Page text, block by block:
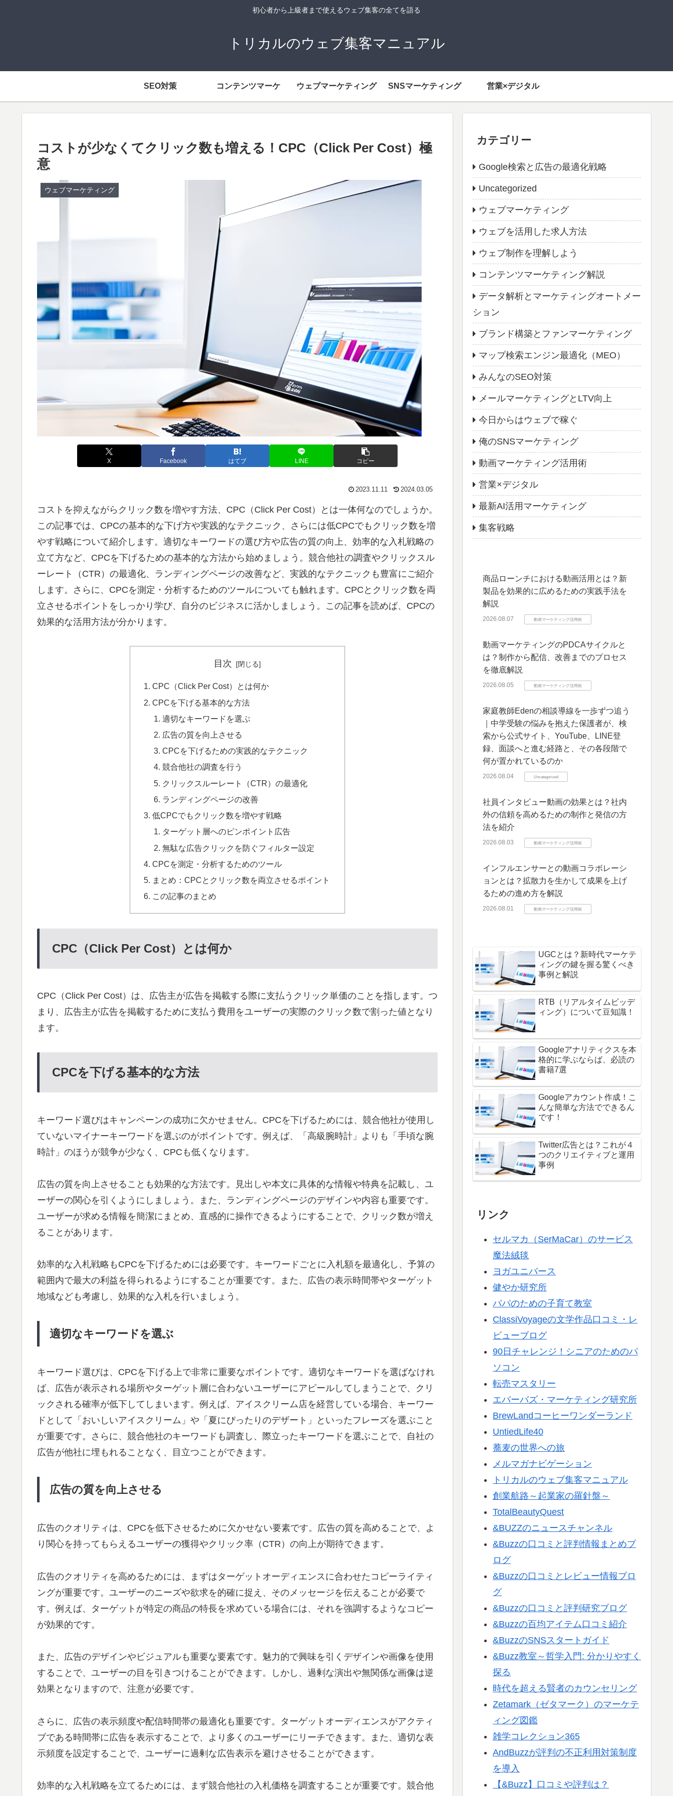
初心者から上級者まで使えるウェブ集客の全てを語る
トリカルのウェブ集客マニュアル
SEO対策 コンテンツマーケ ウェブマーケティング SNSマーケティング 営業×デジタル
コストが少なくてクリック数も増える！CPC（Click Per Cost）極
意
ウェブマーケティング
X Facebook はてブ LINE コピー
2023.11.11 2024.03.05
コストを抑えながらクリック数を増やす方法、CPC（Click Per Cost）とは一体何なのでしょうか。
この記事では、CPCの基本的な下げ方や実践的なテクニック、さらには低CPCでもクリック数を増
やす戦略について紹介します。適切なキーワードの選び方や広告の質の向上、効率的な入札戦略の
立て方など、CPCを下げるための基本的な方法から始めましょう。競合他社の調査やクリックスル
ーレート（CTR）の最適化、ランディングページの改善など、実践的なテクニックも豊富にご紹介
します。さらに、CPCを測定・分析するためのツールについても触れます。CPCとクリック数を両
立させるポイントをしっかり学び、自分のビジネスに活かしましょう。この記事を読めば、CPCの
効果的な活用方法が分かります。
目次
CPC（Click Per Cost）とは何か
CPCを下げる基本的な方法
適切なキーワードを選ぶ
広告の質を向上させる
CPCを下げるための実践的なテクニック
競合他社の調査を行う
クリックスルーレート（CTR）の最適化
ランディングページの改善
低CPCでもクリック数を増やす戦略
ターゲット層へのピンポイント広告
無駄な広告クリックを防ぐフィルター設定
CPCを測定・分析するためのツール
まとめ：CPCとクリック数を両立させるポイント
この記事のまとめ
CPC（Click Per Cost）とは何か
CPC（Click Per Cost）は、広告主が広告を掲載する際に支払うクリック単価のことを指します。つ
まり、広告主が広告を掲載するために支払う費用をユーザーの実際のクリック数で割った値となり
ます。
CPCを下げる基本的な方法
キーワード選びはキャンペーンの成功に欠かせません。CPCを下げるためには、競合他社が使用し
ていないマイナーキーワードを選ぶのがポイントです。例えば、「高級腕時計」よりも「手頃な腕
時計」のほうが競争が少なく、CPCも低くなります。
広告の質を向上させることも効果的な方法です。見出しや本文に具体的な情報や特典を記載し、ユ
ーザーの関心を引くようにしましょう。また、ランディングページのデザインや内容も重要です。
ユーザーが求める情報を簡潔にまとめ、直感的に操作できるようにすることで、クリック数が増え
ることがあります。
効率的な入札戦略もCPCを下げるためには必要です。キーワードごとに入札額を最適化し、予算の
範囲内で最大の利益を得られるようにすることが重要です。また、広告の表示時間帯やターゲット
地域なども考慮し、効果的な入札を行いましょう。
適切なキーワードを選ぶ
キーワード選びは、CPCを下げる上で非常に重要なポイントです。適切なキーワードを選ばなけれ
ば、広告が表示される場所やターゲット層に合わないユーザーにアピールしてしまうことで、クリ
ックされる確率が低下してしまいます。例えば、アイスクリーム店を経営している場合、キーワー
ドとして「おいしいアイスクリーム」や「夏にぴったりのデザート」といったフレーズを選ぶこと
が重要です。さらに、競合他社のキーワードも調査し、際立ったキーワードを選ぶことで、自社の
広告が他社に埋もれることなく、目立つことができます。
広告の質を向上させる
広告のクオリティは、CPCを低下させるために欠かせない要素です。広告の質を高めることで、よ
り関心を持ってもらえるユーザーの獲得やクリック率（CTR）の向上が期待できます。
広告のクオリティを高めるためには、まずはターゲットオーディエンスに合わせたコピーライティ
ングが重要です。ユーザーのニーズや欲求を的確に捉え、そのメッセージを伝えることが必要で
す。例えば、ターゲットが特定の商品の特長を求めている場合には、それを強調するようなコピー
が効果的です。
また、広告のデザインやビジュアルも重要な要素です。魅力的で興味を引くデザインや画像を使用
することで、ユーザーの目を引きつけることができます。しかし、過剰な演出や無関係な画像は逆
効果となりますので、注意が必要です。
さらに、広告の表示頻度や配信時間帯の最適化も重要です。ターゲットオーディエンスがアクティ
ブである時間帯に広告を表示することで、より多くのユーザーにリーチできます。また、適切な表
示頻度を設定することで、ユーザーに過剰な広告表示を避けさせることができます。
効率的な入札戦略を立てるためには、まず競合他社の入札価格を調査することが重要です。競合他
カテゴリー
Google検索と広告の最適化戦略
Uncategorized
ウェブマーケティング
ウェブを活用した求人方法
ウェブ制作を理解しよう
コンテンツマーケティング解説
データ解析とマーケティングオートメー
ション
ブランド構築とファンマーケティング
マップ検索エンジン最適化（MEO）
みんなのSEO対策
メールマーケティングとLTV向上
今日からはウェブで稼ぐ
俺のSNSマーケティング
動画マーケティング活用術
営業×デジタル
最新AI活用マーケティング
集客戦略
商品ローンチにおける動画活用とは？新
製品を効果的に広めるための実践手法を
解説
2026.08.07 動画マーケティング活用術
動画マーケティングのPDCAサイクルと
は？制作から配信、改善までのプロセス
を徹底解説
2026.08.05 動画マーケティング活用術
家庭教師Edenの相談導線を一歩ずつ追う
｜中学受験の悩みを抱えた保護者が、検
索から公式サイト、YouTube、LINE登
録、面談へと進む経路と、その各段階で
何が置かれているのか
2026.08.04 Uncategorized
社員インタビュー動画の効果とは？社内
外の信頼を高めるための制作と発信の方
法を紹介
2026.08.03 動画マーケティング活用術
インフルエンサーとの動画コラボレーシ
ョンとは？拡散力を生かして成果を上げ
るための進め方を解説
2026.08.01 動画マーケティング活用術
UGCとは？新時代マーケテ
ィングの鍵を握る驚くべき
事例と解説
RTB（リアルタイムビッデ
ィング）について豆知識！
Googleアナリティクスを本
格的に学ぶならば、必読の
書籍7選
Googleアカウント作成！こ
んな簡単な方法でできるん
です！
Twitter広告とは？これが４
つのクリエイティブと運用
事例
リンク
セルマカ（SerMaCar）のサービス
魔法絨毯
ヨガユニバース
健やか研究所
パパのための子育て教室
ClassiVoyageの文学作品口コミ・レ
ビューブログ
90日チャレンジ！シニアのためのパ
ソコン
転売マスタリー
エバーバズ・マーケティング研究所
BrewLandコーヒーワンダーランド
UntiedLife40
蕎麦の世界への旅
メルマガナビゲーション
トリカルのウェブ集客マニュアル
創業航路～起業家の羅針盤～
TotalBeautyQuest
&BUZZのニュースチャンネル
&Buzzの口コミと評判情報まとめブ
ログ
&Buzzの口コミとレビュー情報ブロ
グ
&Buzzの口コミと評判研究ブログ
&Buzzの百均アイテム口コミ紹介
&BuzzのSNSスタートガイド
&Buzz教室～哲学入門: 分かりやすく
探る
時代を超える賢者のカウンセリング
Zetamark（ゼタマーク）のマーケテ
ィング図鑑
雑学コレクション365
AndBuzzが評判の不正利用対策制度
を導入
【&Buzz】口コミや評判は？